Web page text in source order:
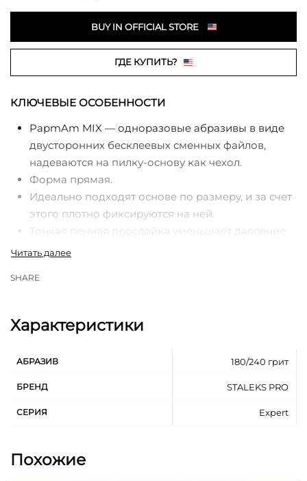
BUY IN OFFICIAL STORE
ГДЕ КУПИТЬ?
КЛЮЧЕВЫЕ ОСОБЕННОСТИ
PapmAm MIX — одноразовые абразивы в виде
двусторонних бесклеевых сменных файлов,
надеваются на пилку-основу как чехол.
Форма прямая.
Идеально подходят основе по размеру, и за счет
этого плотно фиксируются на ней.
Тонкая пенная прослойка уменьшает давление
на ногтевую пластину.
сделаны из экологически чистой крафтовой
Две рабочие стороны, с разными комбинациями
Черный абразив Expert Black — 180 грит.
Белый абразив Expert White — 240 грит.
ускоряет процесс работы мастера.
Подходят основам прямой формы MBE-20, WBE-
SHARE
Характеристики
АБРАЗИВ 180/240 грит
БРЕНД STALEKS PRO
СЕРИЯ Expert
Похожие